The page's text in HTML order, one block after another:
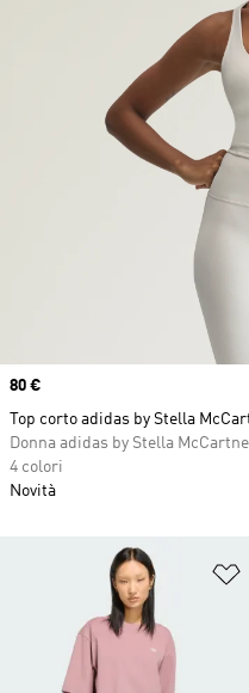
Price
80 €
Top corto adidas by Stella
Donna adidas by Stella
4 colori
Novità